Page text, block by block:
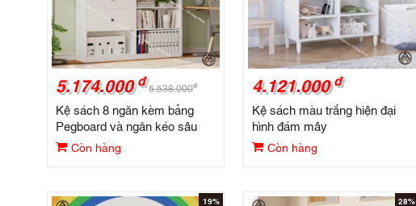
5.174.000 đ 5.538.000đ
Kệ sách 8 ngăn kèm bảng
Pegboard và ngăn kéo sâu
Còn hàng
4.121.000 đ
Kệ sách màu trắng hiện đại
hình đám mây
Còn hàng
19%
28%